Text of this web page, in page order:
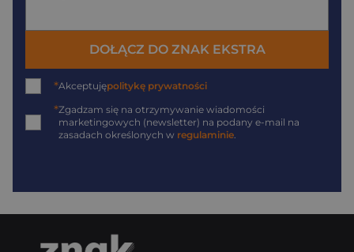
DOŁĄCZ DO ZNAK EKSTRA
*Akceptujępolitykę prywatności
*Zgadzam się na otrzymywanie wiadomości
marketingowych (newsletter) na podany e-mail na
zasadach określonych w regulaminie